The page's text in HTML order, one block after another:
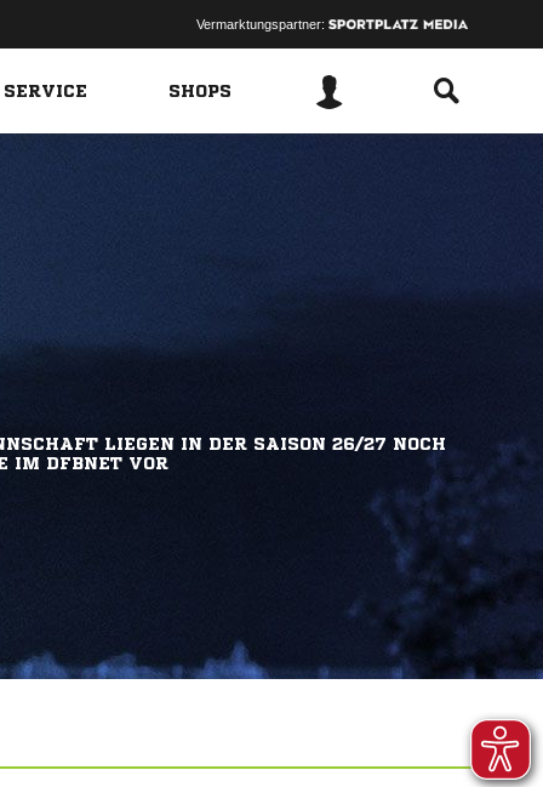
Vermarktungspartner:
SHOPS
LIEGEN IN DER SAISON 26/27 NOCH
IM DFBNET VOR